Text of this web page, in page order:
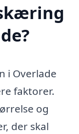
i Overlade
faktorer.
og
der skal